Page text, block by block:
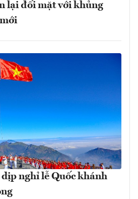
lại đối mặt với khủng
nghỉ lễ Quốc khánh